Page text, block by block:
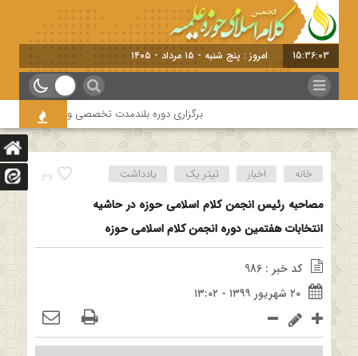
15:36:03 امروز : پنج شنبه - ۱۵ مرداد - ۱۴۰۵
برگزاری دوره بلندمدت تخصصی و کارگاه آموزشی
37 خانه اخبار تیتر یک یادداشت
مصاحبه رئیس انجمن کلام اسلامی حوزه در حاشیه
انتخابات هفتمین دوره انجمن کلام اسلامی حوزه
کد خبر : 986
۲۰ شهریور ۱۳۹۹ - ۱۳:۰۲